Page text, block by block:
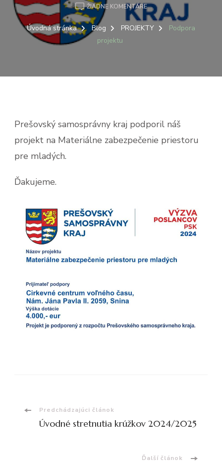
ŽIADNE KOMENTÁRENA
PODPORA
PROJEKTU
Úvodná stránka Blog PROJEKTY
Podpora
projektu
Prešovský samosprávny kraj podporil náš
projekt na Materiálne zabezpečenie priestoru
pre mladých.
Ďakujeme.
Navigácia
Predchádzajúci článok
Úvodné stretnutia krúžkov 2024/2025
Ďalší článok